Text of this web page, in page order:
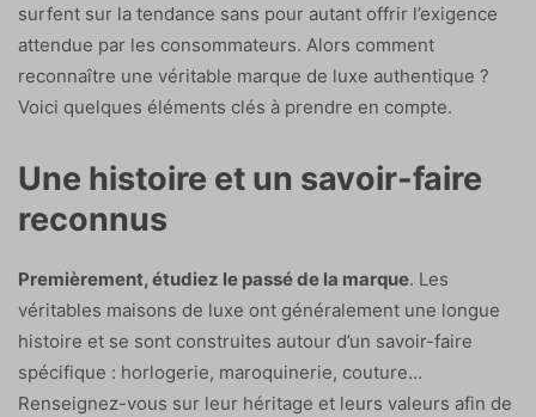
surfent sur la tendance sans pour autant offrir l’exigence
attendue par les consommateurs. Alors comment
reconnaître une véritable marque de luxe authentique ?
Voici quelques éléments clés à prendre en compte.
Une histoire et un savoir-faire
reconnus
Premièrement, étudiez le passé de la marque. Les
véritables maisons de luxe ont généralement une longue
histoire et se sont construites autour d’un savoir-faire
spécifique : horlogerie, maroquinerie, couture…
Renseignez-vous sur leur héritage et leurs valeurs afin de